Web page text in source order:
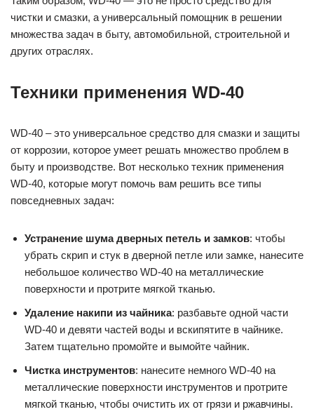
чистки и смазки, а универсальный помощник в решении
множества задач в быту, автомобильной, строительной и
других отраслях.
Техники применения WD-40
WD-40 – это универсальное средство для смазки и защиты
от коррозии, которое умеет решать множество проблем в
быту и производстве. Вот несколько техник применения
WD-40, которые могут помочь вам решить все типы
повседневных задач:
Устранение шума дверных петель и замков: чтобы
убрать скрип и стук в дверной петле или замке, нанесите
небольшое количество WD-40 на металлические
поверхности и протрите мягкой тканью.
Удаление накипи из чайника: разбавьте одной части
WD-40 и девяти частей воды и вскипятите в чайнике.
Затем тщательно промойте и вымойте чайник.
Чистка инструментов: нанесите немного WD-40 на
металлические поверхности инструментов и протрите
мягкой тканью, чтобы очистить их от грязи и ржавчины.